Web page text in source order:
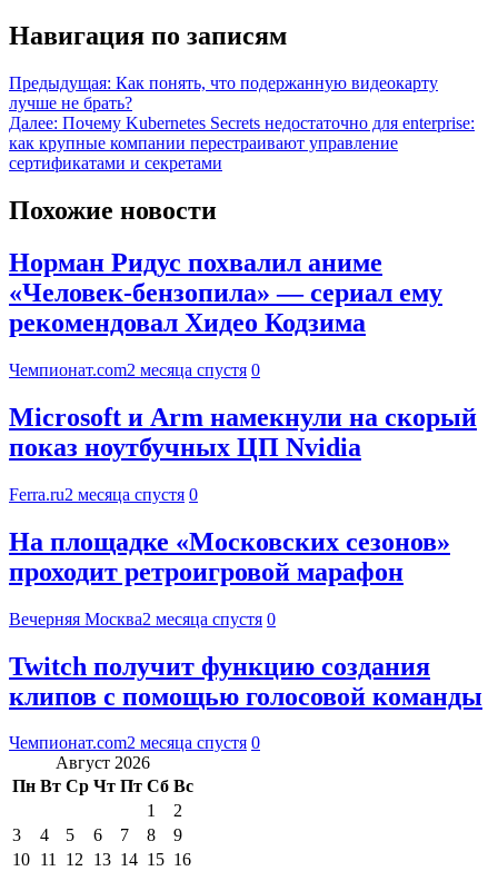
Навигация по записям
Предыдущая: Как понять, что подержанную видеокарту
лучше не брать?
Далее: Почему Kubernetes Secrets недостаточно для enterprise:
как крупные компании перестраивают управление
сертификатами и секретами
Похожие новости
Норман Ридус похвалил аниме
«Человек-бензопила» — сериал ему
рекомендовал Хидео Кодзима
Чемпионат.com2 месяца спустя 0
Microsoft и Arm намекнули на скорый
показ ноутбучных ЦП Nvidia
Ferra.ru2 месяца спустя 0
На площадке «Московских сезонов»
проходит ретроигровой марафон
Вечерняя Москва2 месяца спустя 0
Twitch получит функцию создания
клипов с помощью голосовой команды
Чемпионат.com2 месяца спустя 0
Август 2026
Пн Вт Ср Чт Пт Сб Вс
1
2
3
4 5 6 7 8
9
10 11 12 13 14 15 16